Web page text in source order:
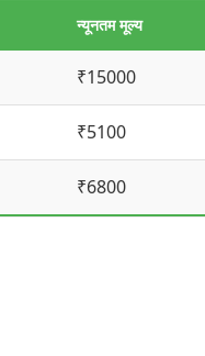
न्यूनतम मूल्य
₹15000
₹5100
₹6800